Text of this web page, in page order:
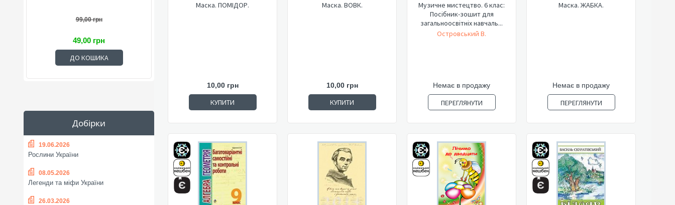
99,00 грн
49,00 грн
ДО КОШИКА
Добірки
19.06.2026
Рослини України
08.05.2026
Легенди та міфи України
26.03.2026
Маска. ПОМІДОР.
10,00 грн
КУПИТИ
Маска. ВОВК.
10,00 грн
КУПИТИ
Музичне мистецтво. 6 клас:
Посібник-зошит для
загальноосвітніх навчаль...
Островський В.
Немає в продажу
ПЕРЕГЛЯНУТИ
Маска. ЖАБКА.
Немає в продажу
ПЕРЕГЛЯНУТИ